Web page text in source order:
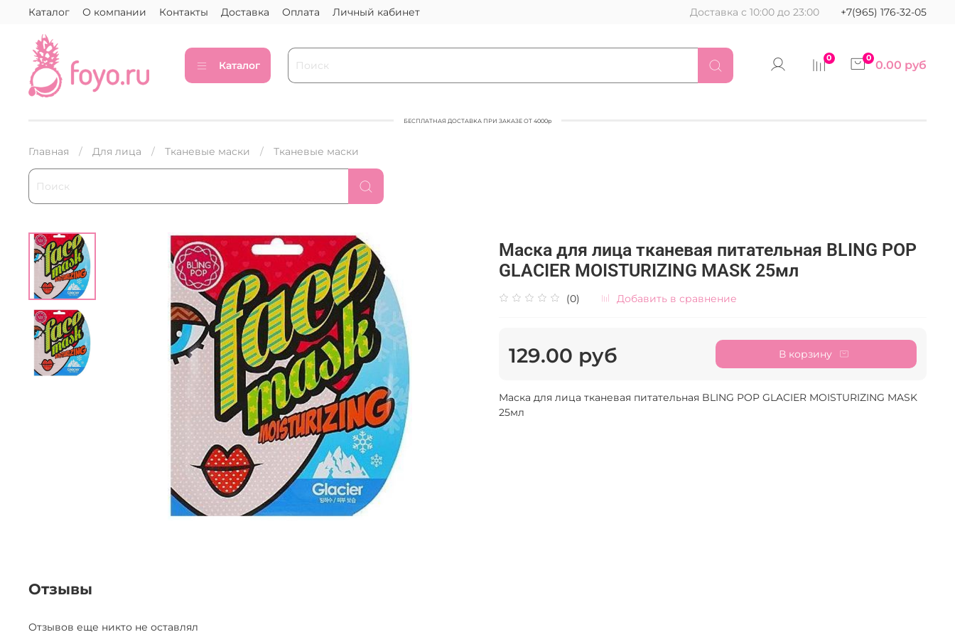
Каталог О компании Контакты Доставка Оплата Личный кабинет Доставка с 10:00 до 23:00 +7(965) 176-32-05
Каталог
0 0 0.00 руб
БЕСПЛАТНАЯ ДОСТАВКА ПРИ ЗАКАЗЕ ОТ 4000р
Главная Для лица Тканевые маски Тканевые маски
Маска для лица тканевая питательная BLING POP
GLACIER MOISTURIZING MASK 25мл
(0) Добавить в сравнение
129.00 руб В корзину
Маска для лица тканевая питательная BLING POP GLACIER MOISTURIZING MASK
25мл
Отзывы
Отзывов еще никто не оставлял